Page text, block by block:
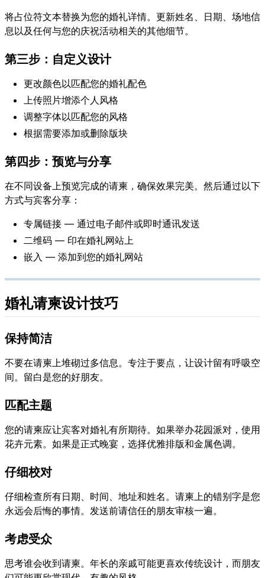
将占位符文本替换为您的婚礼详情。更新姓名、日期、场地信
息以及任何与您的庆祝活动相关的其他细节。
第三步：自定义设计
更改颜色以匹配您的婚礼配色
上传照片增添个人风格
调整字体以匹配您的风格
根据需要添加或删除版块
第四步：预览与分享
在不同设备上预览完成的请柬，确保效果完美。然后通过以下
方式与宾客分享：
专属链接 — 通过电子邮件或即时通讯发送
二维码 — 印在婚礼网站上
嵌入 — 添加到您的婚礼网站
婚礼请柬设计技巧
保持简洁
不要在请柬上堆砌过多信息。专注于要点，让设计留有呼吸空
间。留白是您的好朋友。
匹配主题
您的请柬应让宾客对婚礼有所期待。如果举办花园派对，使用
花卉元素。如果是正式晚宴，选择优雅排版和金属色调。
仔细校对
仔细检查所有日期、时间、地址和姓名。请柬上的错别字是您
永远会后悔的事情。发送前请信任的朋友审核一遍。
考虑受众
思考谁会收到请柬。年长的亲戚可能更喜欢传统设计，而朋友